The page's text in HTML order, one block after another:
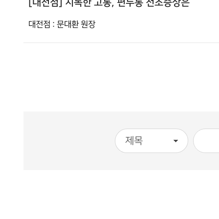
[대전점] 지독한 고통, 편두통 전조증상은
대전점 : 문대환 원장